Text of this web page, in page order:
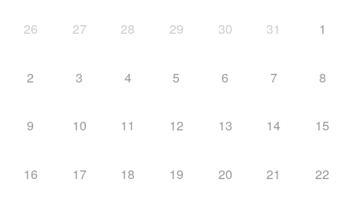
26 27 28 29 30 31 1
2 3 4 5 6 7 8
9 10 11 12 13 14 15
16 17 18 19 20 21 22